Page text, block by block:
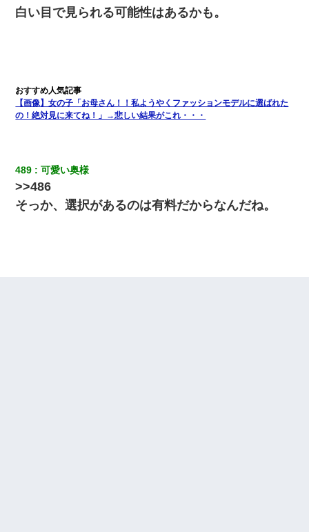
白い目で見られる可能性はあるかも。
【画像】女の子「お母さん！！私ようやくファッションモデルに選ばれた
の！絶対見に来てね！」→悲しい結果がこれ・・・
489 可愛い奥様
>>486
そっか、選択があるのは有料だからなんだね。